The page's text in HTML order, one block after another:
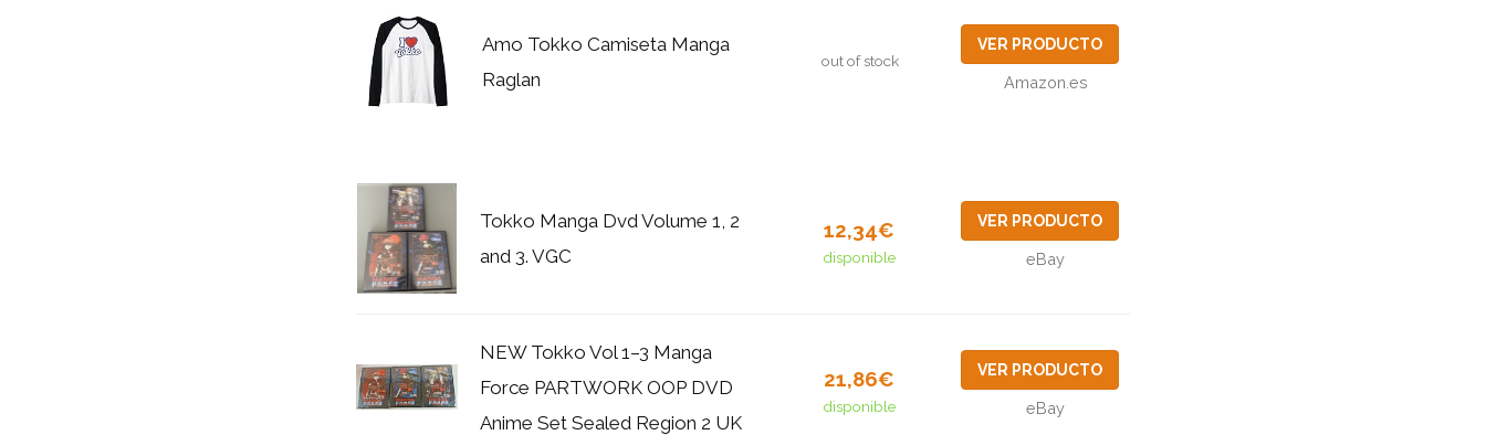
Amo Tokko Camiseta Manga
Raglan
out of stock
VER PRODUCTO
Amazon.es
Tokko Manga Dvd Volume 1, 2
and 3. VGC
12,34€
disponible
VER PRODUCTO
eBay
NEW Tokko Vol 1–3 Manga
Force PARTWORK OOP DVD
Anime Set Sealed Region 2 UK
21,86€
disponible
VER PRODUCTO
eBay